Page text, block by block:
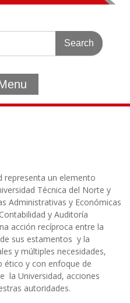
representa un elemento
Técnica del Norte y
Administrativas y Económicas
y Auditoría
acción recíproca entre la
sus estamentos y la
y múltiples necesidades,
y con enfoque de
la Uni­versidad, acciones
autoridades.